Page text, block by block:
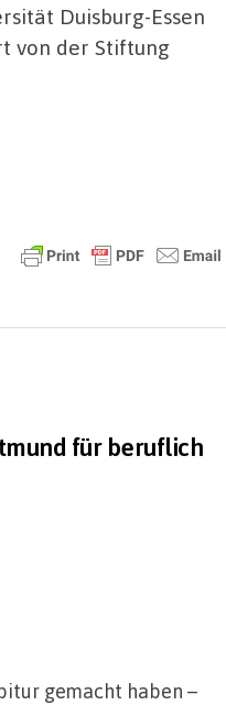
Duisburg-Essen
von der Stiftung
für beruflich
gemacht haben –